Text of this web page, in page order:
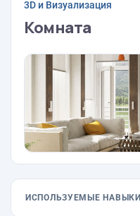
3D и Визуализация
Комната
ИСПОЛЬЗУЕМЫЕ НАВЫКИ